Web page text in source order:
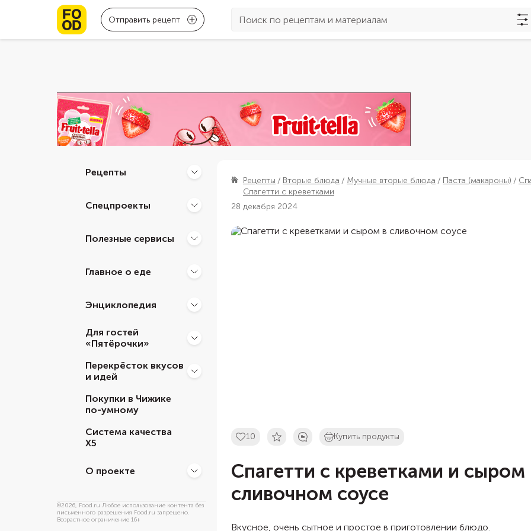
Отправить рецепт
Рецепты
Спецпроекты
Полезные сервисы
Главное о еде
Энциклопедия
Для гостей
«Пятёрочки»
Перекрёсток вкусов
и идей
Покупки в Чижике
по-умному
Система качества
Х5
О проекте
©2026, Food.ru Любое использование контента без
письменного разрешения Food.ru запрещено.
Возрастное ограничение 16+
Рецепты Вторые блюда Мучные вторые блюда Паста (макароны)
Спагетти с креветками
28 декабря 2024
10 Купить продукты
Спагетти с креветками и сыром
сливочном соусе
Вкусное, очень сытное и простое в приготовлении блюдо.